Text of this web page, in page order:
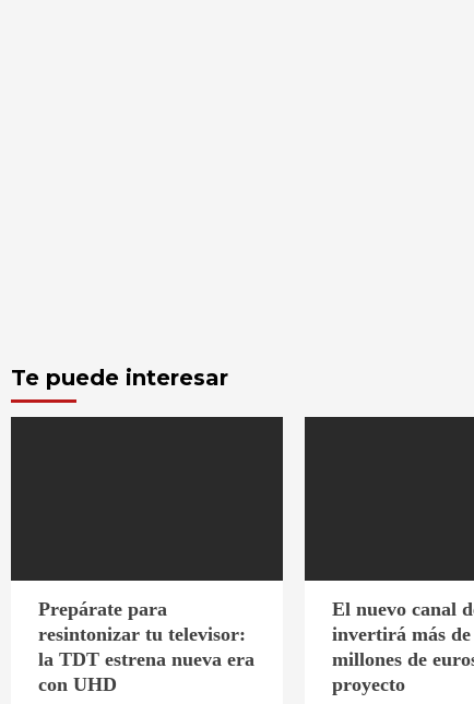
Te puede interesar
Prepárate para
resintonizar tu televisor:
la TDT estrena nueva era
con UHD
El nuevo canal
invertirá más de
millones de
proyecto